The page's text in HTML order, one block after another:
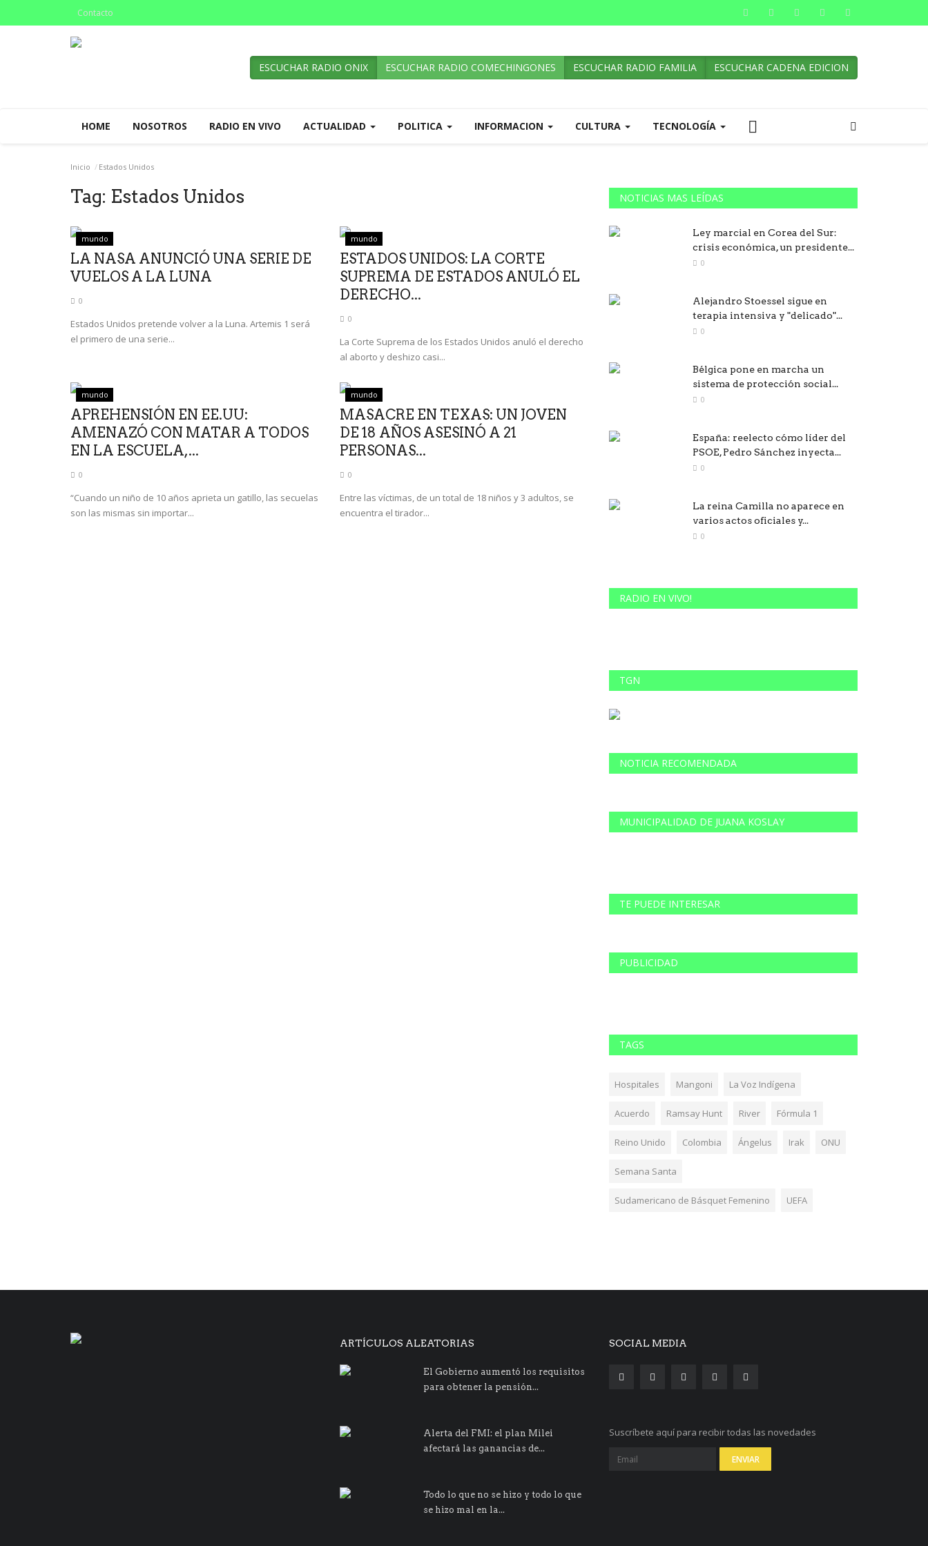
Contacto
ESCUCHAR RADIO ONIX ESCUCHAR RADIO COMECHINGONES ESCUCHAR RADIO FAMILIA ESCUCHAR CADENA EDICION
HOME NOSOTROS RADIO EN VIVO ACTUALIDAD POLITICA INFORMACION CULTURA TECNOLOGÍA
Inicio Estados Unidos
Tag: Estados Unidos
mundo
LA NASA ANUNCIÓ UNA SERIE DE
VUELOS A LA LUNA
0
Estados Unidos pretende volver a la Luna. Artemis 1 será
el primero de una serie...
mundo
ESTADOS UNIDOS: LA CORTE
SUPREMA DE ESTADOS ANULÓ EL
DERECHO...
0
La Corte Suprema de los Estados Unidos anuló el derecho
al aborto y deshizo casi...
mundo
APREHENSIÓN EN EE.UU:
AMENAZÓ CON MATAR A TODOS
EN LA ESCUELA,...
0
“Cuando un niño de 10 años aprieta un gatillo, las secuelas
son las mismas sin importar...
mundo
MASACRE EN TEXAS: UN JOVEN
DE 18 AÑOS ASESINÓ A 21
PERSONAS...
0
Entre las víctimas, de un total de 18 niños y 3 adultos, se
encuentra el tirador...
NOTICIAS MAS LEÍDAS
Ley marcial en Corea del Sur:
crisis económica, un presidente...
0
Alejandro Stoessel sigue en
terapia intensiva y "delicado"...
0
Bélgica pone en marcha un
sistema de protección social...
0
España: reelecto cómo líder del
PSOE, Pedro Sánchez inyecta...
0
La reina Camilla no aparece en
varios actos oficiales y...
0
RADIO EN VIVO!
TGN
NOTICIA RECOMENDADA
MUNICIPALIDAD DE JUANA KOSLAY
TE PUEDE INTERESAR
PUBLICIDAD
TAGS
Hospitales Mangoni La Voz Indígena
Acuerdo Ramsay Hunt River Fórmula 1
Reino Unido Colombia Ángelus Irak ONU
Semana Santa
Sudamericano de Básquet Femenino UEFA
ARTÍCULOS ALEATORIAS
El Gobierno aumentó los requisitos
para obtener la pensión...
Alerta del FMI: el plan Milei
afectará las ganancias de...
Todo lo que no se hizo y todo lo que
se hizo mal en la...
SOCIAL MEDIA
Suscríbete aquí para recibir todas las novedades